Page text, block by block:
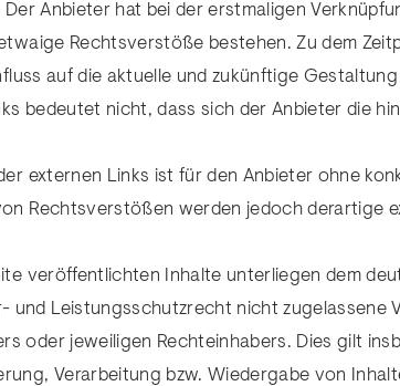
Anbieter hat bei der erstmaligen
Rechtsverstöße bestehen. Zu dem
auf die aktuelle und zukünftige
bedeutet nicht, dass sich der Anbieter die
externen Links ist für den Anbieter ohne
Rechtsverstößen werden jedoch derartige
veröffentlichten Inhalte unterliegen dem
und Leistungsschutzrecht nicht
oder jeweiligen Rechteinhabers. Dies gilt
Verarbeitung bzw. Wiedergabe von